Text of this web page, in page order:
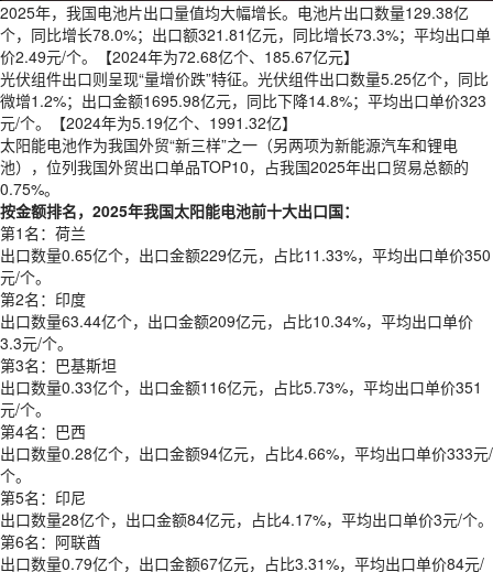
2025年，我国电池片出口量值均大幅增长。电池片出口数量129.38亿
个，同比增长78.0%；出口额321.81亿元，同比增长73.3%；平均出口单
价2.49元/个。【2024年为72.68亿个、185.67亿元】
光伏组件出口则呈现“量增价跌”特征。光伏组件出口数量5.25亿个，同比
微增1.2%；出口金额1695.98亿元，同比下降14.8%；平均出口单价323
元/个。【2024年为5.19亿个、1991.32亿】
太阳能电池作为我国外贸“新三样”之一（另两项为新能源汽车和锂电
池），位列我国外贸出口单品TOP10，占我国2025年出口贸易总额的
0.75%。
按金额排名，2025年我国太阳能电池前十大出口国：
第1名：荷兰
出口数量0.65亿个，出口金额229亿元，占比11.33%，平均出口单价350
元/个。
第2名：印度
出口数量63.44亿个，出口金额209亿元，占比10.34%，平均出口单价
3.3元/个。
第3名：巴基斯坦
出口数量0.33亿个，出口金额116亿元，占比5.73%，平均出口单价351
元/个。
第4名：巴西
出口数量0.28亿个，出口金额94亿元，占比4.66%，平均出口单价333元/
个。
第5名：印尼
出口数量28亿个，出口金额84亿元，占比4.17%，平均出口单价3元/个。
第6名：阿联酋
出口数量0.79亿个，出口金额67亿元，占比3.31%，平均出口单价84元/